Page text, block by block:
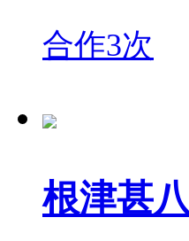
合作3次
根津甚八